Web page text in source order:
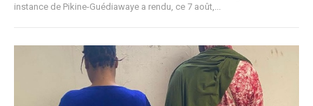
instance de Pikine-Guédiawaye a rendu, ce 7 août,...